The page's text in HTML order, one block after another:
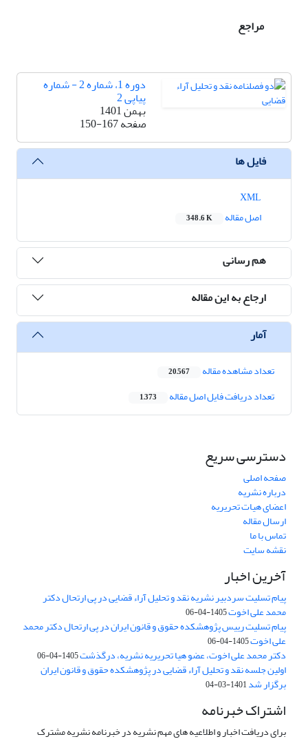
مراجع
دوره 1، شماره 2 - شماره
پیاپی 2
بهمن 1401
صفحه150-167
فایل ها
اصل مقاله
348.6 K
هم رسانی
ارجاع به این مقاله
آمار
تعداد مشاهده مقاله 20,567
تعداد دریافت فایل اصل مقاله 1,373
دسترسی سریع
صفحه اصلی
درباره نشریه
اعضای هیات تحریریه
ارسال مقاله
تماس با ما
نقشه سایت
آخرین اخبار
پیام تسلیت سردبیر نشریه نقد و تحلیل آراء قضایی در پی ارتحال دکتر
محمد علی اخوت1405-04-06
پیام تسلیت رییس پژوهشکده حقوق و قانون ایران در پی ارتحال دکتر محمد
علی اخوت1405-04-06
دکتر محمد علی اخوت، عضو هیا تحریریه نشریه، درگذشت1405-04-06
اولین جلسه نقد و تحلیل آراء قضایی در پژوهشکده حقوق و قانون ایران
برگزار شد1401-03-04
اشتراک خبرنامه
برای دریافت اخبار و اطلاعیه های مهم نشریه در خبرنامه نشریه مشترک